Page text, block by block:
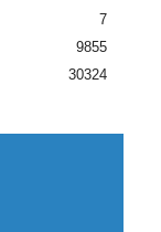
7
9855
30324